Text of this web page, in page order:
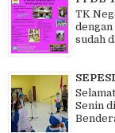
TK
sudah
Senin